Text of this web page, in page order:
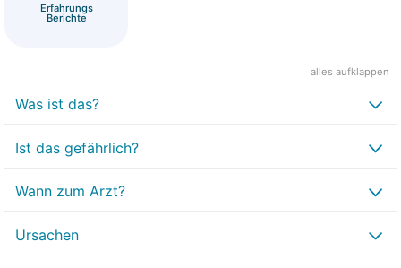
Erfahrungs
Berichte
alles aufklappen
Was ist das?
Ist das gefährlich?
Wann zum Arzt?
Ursachen